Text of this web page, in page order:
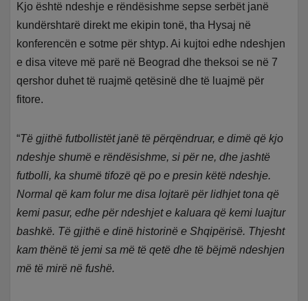
Kjo është ndeshje e rëndësishme sepse serbët janë
kundërshtarë direkt me ekipin tonë, tha Hysaj në
konferencën e sotme për shtyp. Ai kujtoi edhe ndeshjen
e disa viteve më parë në Beograd dhe theksoi se në 7
qershor duhet të ruajmë qetësinë dhe të luajmë për
fitore.
“Të gjithë futbollistët janë të përqëndruar, e dimë që kjo
ndeshje shumë e rëndësishme, si për ne, dhe jashtë
futbolli, ka shumë tifozë që po e presin këtë ndeshje.
Normal që kam folur me disa lojtarë për lidhjet tona që
kemi pasur, edhe për ndeshjet e kaluara që kemi luajtur
bashkë. Të gjithë e dinë historinë e Shqipërisë. Thjesht
kam thënë të jemi sa më të qetë dhe të bëjmë ndeshjen
më të mirë në fushë.